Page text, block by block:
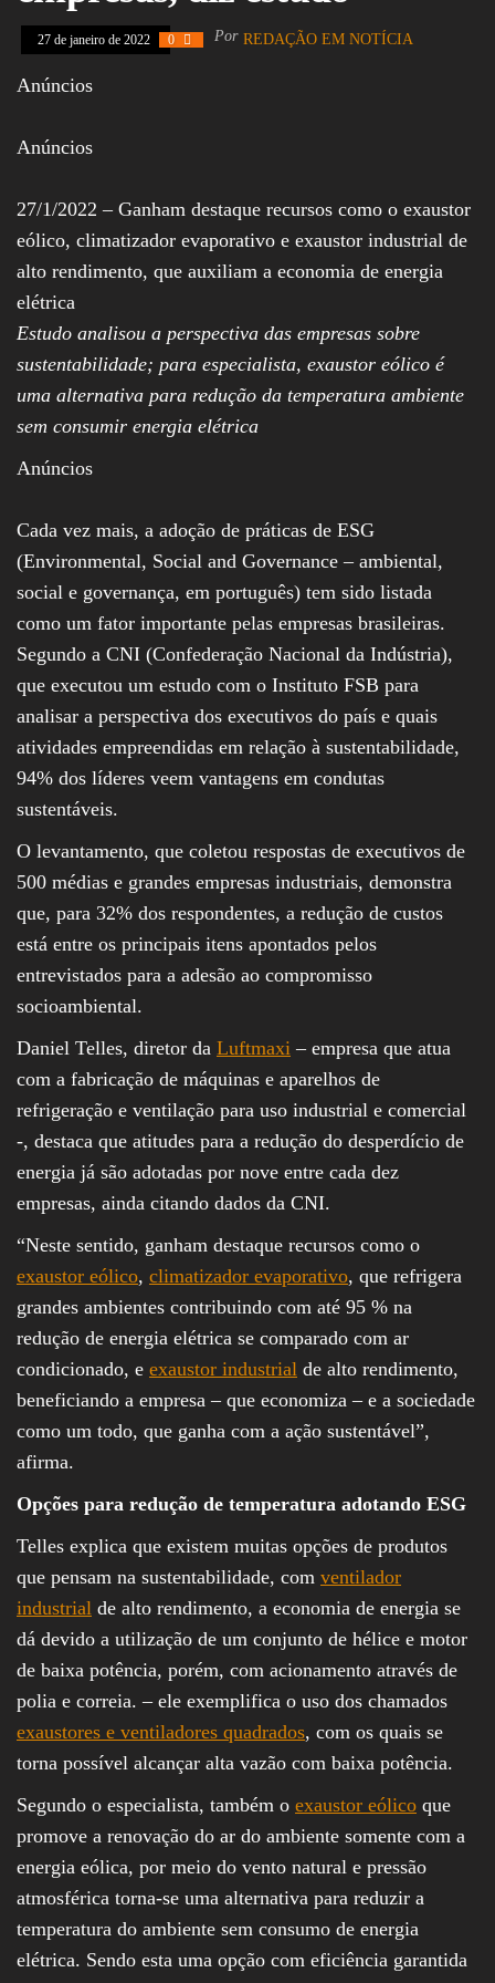
Legislativa,
Receitas, Chef, RH,
Negócios,
27 de janeiro de 2022 0 Por REDAÇÃO EM NOTÍCIA
Anúncios
Anúncios
27/1/2022 – Ganham destaque recursos como o exaustor
eólico, climatizador evaporativo e exaustor industrial de
alto rendimento, que auxiliam a economia de energia
elétrica
Estudo analisou a perspectiva das empresas sobre
sustentabilidade; para especialista, exaustor eólico é
uma alternativa para redução da temperatura ambiente
sem consumir energia elétrica
Anúncios
Cada vez mais, a adoção de práticas de ESG
(Environmental, Social and Governance – ambiental,
social e governança, em português) tem sido listada
como um fator importante pelas empresas brasileiras.
Segundo a CNI (Confederação Nacional da Indústria),
que executou um estudo com o Instituto FSB para
analisar a perspectiva dos executivos do país e quais
atividades empreendidas em relação à sustentabilidade,
94% dos líderes veem vantagens em condutas
sustentáveis.
O levantamento, que coletou respostas de executivos de
500 médias e grandes empresas industriais, demonstra
que, para 32% dos respondentes, a redução de custos
está entre os principais itens apontados pelos
entrevistados para a adesão ao compromisso
socioambiental.
Daniel Telles, diretor da Luftmaxi – empresa que atua
com a fabricação de máquinas e aparelhos de
refrigeração e ventilação para uso industrial e comercial
-, destaca que atitudes para a redução do desperdício de
energia já são adotadas por nove entre cada dez
empresas, ainda citando dados da CNI.
“Neste sentido, ganham destaque recursos como o
exaustor eólico, climatizador evaporativo, que refrigera
grandes ambientes contribuindo com até 95 % na
redução de energia elétrica se comparado com ar
condicionado, e exaustor industrial de alto rendimento,
beneficiando a empresa – que economiza – e a sociedade
como um todo, que ganha com a ação sustentável”,
afirma.
Opções para redução de temperatura adotando ESG
Telles explica que existem muitas opções de produtos
que pensam na sustentabilidade, com ventilador
industrial de alto rendimento, a economia de energia se
dá devido a utilização de um conjunto de hélice e motor
de baixa potência, porém, com acionamento através de
polia e correia. – ele exemplifica o uso dos chamados
exaustores e ventiladores quadrados, com os quais se
torna possível alcançar alta vazão com baixa potência.
Segundo o especialista, também o exaustor eólico que
promove a renovação do ar do ambiente somente com a
energia eólica, por meio do vento natural e pressão
atmosférica torna-se uma alternativa para reduzir a
temperatura do ambiente sem consumo de energia
elétrica. Sendo esta uma opção com eficiência garantida